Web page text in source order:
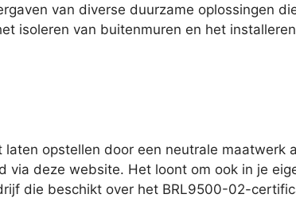
van diverse duurzame oplossingen
isoleren van buitenmuren en het
opstellen door een neutrale maatwerk
via deze website. Het loont om ook in je
die beschikt over het BRL9500-02-